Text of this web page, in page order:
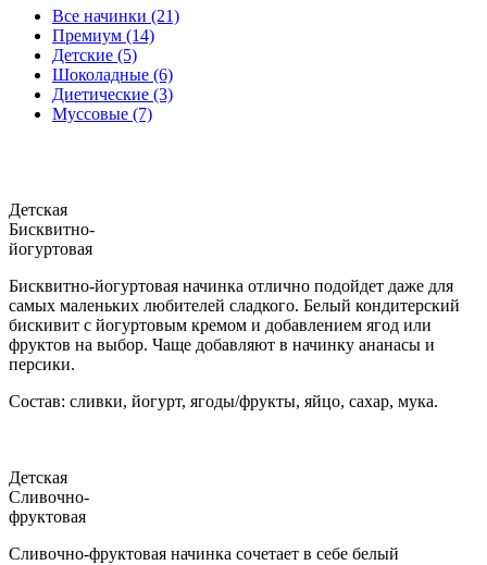
Все начинки (21)
Премиум (14)
Детские (5)
Шоколадные (6)
Диетические (3)
Муссовые (7)
Детская
Бисквитно-
йогуртовая
Бисквитно-йогуртовая начинка отлично подойдет даже для
самых маленьких любителей сладкого. Белый кондитерский
бискивит с йогуртовым кремом и добавлением ягод или
фруктов на выбор. Чаще добавляют в начинку ананасы и
персики.
Состав: сливки, йогурт, ягоды/фрукты, яйцо, сахар, мука.
Детская
Сливочно-
фруктовая
Сливочно-фруктовая начинка сочетает в себе белый